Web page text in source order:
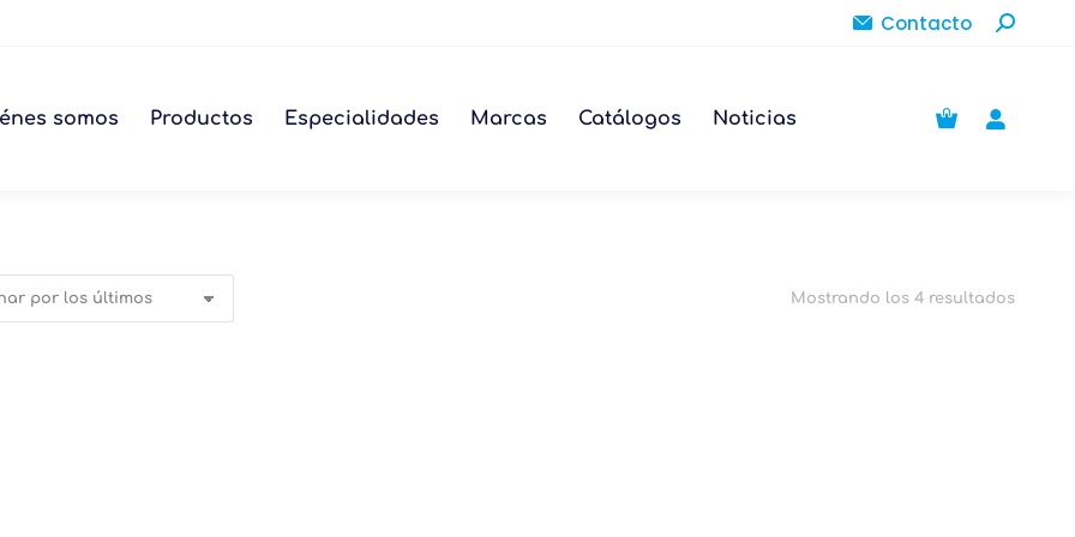
Contacto Buscar:
somos Productos Especialidades Marcas Catálogos Noticias
Mostrando los 4 resultados